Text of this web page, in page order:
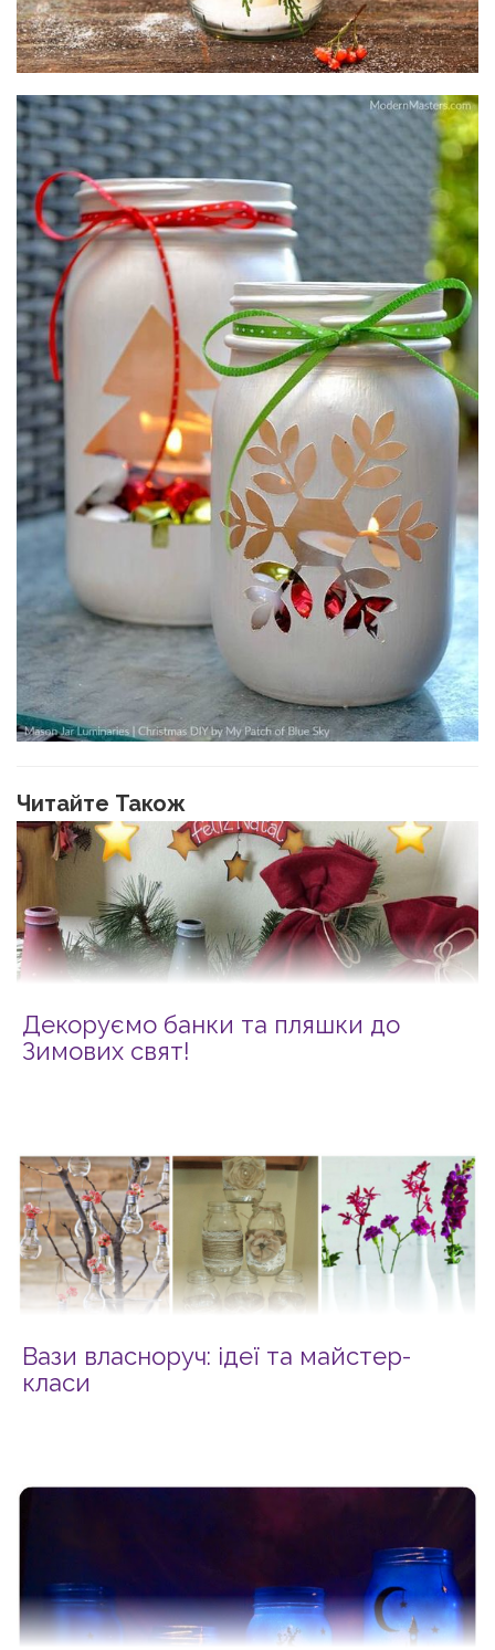
Читайте Також
Декоруємо банки та пляшки до
Зимових свят!
Вази власноруч: ідеї та майстер-
класи